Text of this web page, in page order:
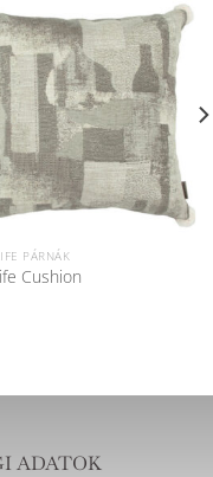
PÁRNÁK
Cushion
ADATOK